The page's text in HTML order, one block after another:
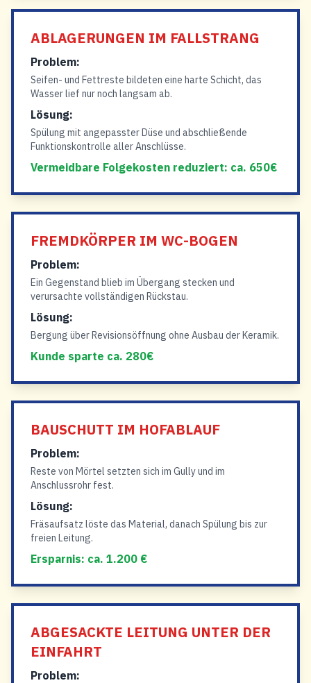
ABLAGERUNGEN IM FALLSTRANG
Problem:
Seifen- und Fettreste bildeten eine harte Schicht, das
Wasser lief nur noch langsam ab.
Lösung:
Spülung mit angepasster Düse und abschließende
Funktionskontrolle aller Anschlüsse.
Vermeidbare Folgekosten reduziert: ca. 650€
FREMDKÖRPER IM WC-BOGEN
Problem:
Ein Gegenstand blieb im Übergang stecken und
verursachte vollständigen Rückstau.
Lösung:
Bergung über Revisionsöffnung ohne Ausbau der Keramik.
Kunde sparte ca. 280€
BAUSCHUTT IM HOFABLAUF
Problem:
Reste von Mörtel setzten sich im Gully und im
Anschlussrohr fest.
Lösung:
Fräsaufsatz löste das Material, danach Spülung bis zur
freien Leitung.
Ersparnis: ca. 1.200 €
ABGESACKTE LEITUNG UNTER DER
EINFAHRT
Problem: